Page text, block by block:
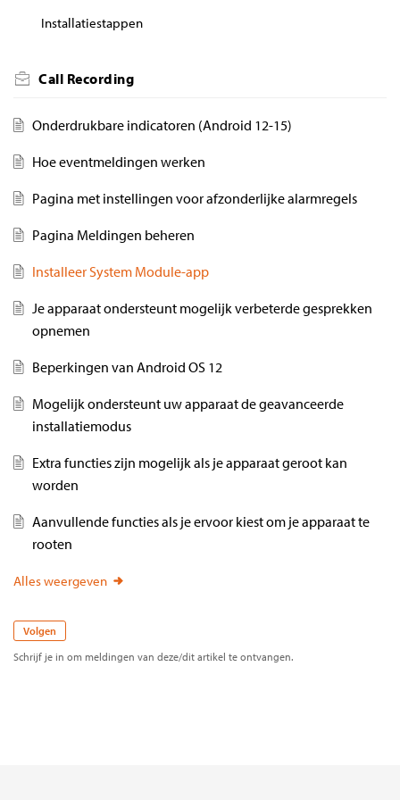
LSPosed Manager te openen
Installatiestappen
Volgen
Schrijf je in om meldingen van deze/dit artikel te ontvangen.
Call Recording
Onderdrukbare indicatoren (Android 12-15)
Hoe eventmeldingen werken
Pagina met instellingen voor afzonderlijke alarmregels
Pagina Meldingen beheren
Installeer System Module-app
Je apparaat ondersteunt mogelijk verbeterde gesprekken
opnemen
Beperkingen van Android OS 12
Mogelijk ondersteunt uw apparaat de geavanceerde
installatiemodus
Extra functies zijn mogelijk als je apparaat geroot kan
worden
Aanvullende functies als je ervoor kiest om je apparaat te
rooten
Alles weergeven